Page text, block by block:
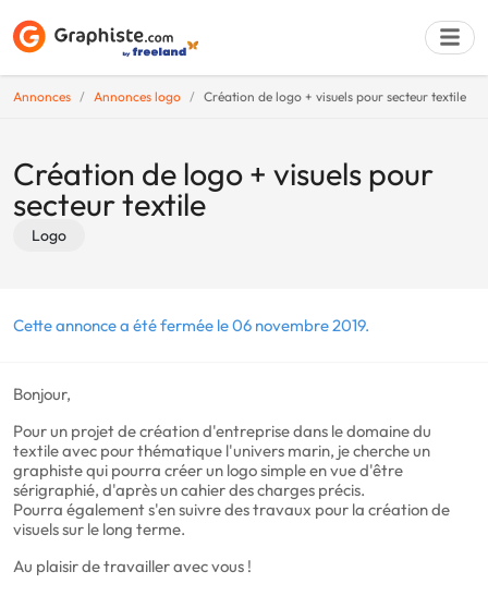
Annonces Annonces logo Création de logo + visuels pour secteur textile
Création de logo + visuels pour
secteur textile
Logo
Cette annonce a été fermée le 06 novembre 2019.
Bonjour,
Pour un projet de création d'entreprise dans le domaine du
textile avec pour thématique l'univers marin, je cherche un
graphiste qui pourra créer un logo simple en vue d'être
sérigraphié, d'après un cahier des charges précis.
Pourra également s'en suivre des travaux pour la création de
visuels sur le long terme.
Au plaisir de travailler avec vous !